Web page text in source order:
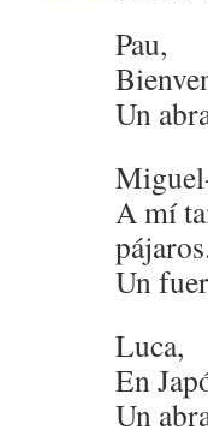
Pau,
Un
A mí
Un
Luca,
En
Un